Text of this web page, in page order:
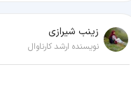
زينب شيرازی
نویسنده ارشد کارناوال